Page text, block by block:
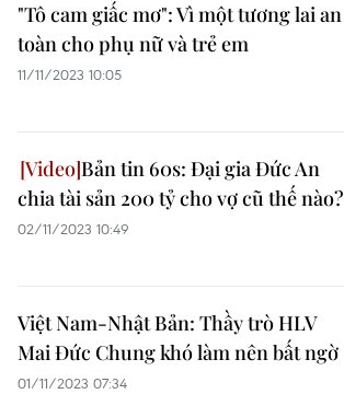
"Tô cam giấc mơ": Vì một tương lai an
toàn cho phụ nữ và trẻ em
11/11/2023 10:05
Bản tin 60s: Đại gia Đức An
chia tài sản 200 tỷ cho vợ cũ thế nào?
02/11/2023 10:49
Việt Nam-Nhật Bản: Thầy trò HLV
Mai Đức Chung khó làm nên bất ngờ
01/11/2023 07:34